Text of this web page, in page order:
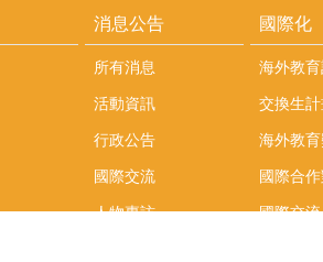
消息公告
所有消息
活動資訊
行政公告
國際交流
人物專訪
國際化
海外教
交換生
海外教
國際合
國際交流